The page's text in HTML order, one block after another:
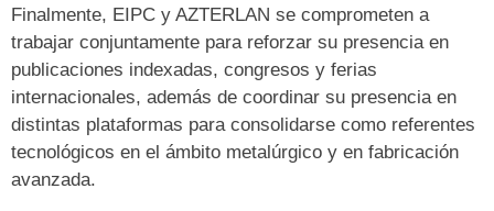
Finalmente, EIPC y AZTERLAN se comprometen a
trabajar conjuntamente para reforzar su presencia en
publicaciones indexadas, congresos y ferias
internacionales, además de coordinar su presencia en
distintas plataformas para consolidarse como referentes
tecnológicos en el ámbito metalúrgico y en fabricación
avanzada.